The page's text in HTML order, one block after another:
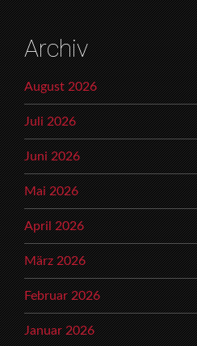
Archiv
August 2026
Juli 2026
Juni 2026
Mai 2026
April 2026
März 2026
Februar 2026
Januar 2026